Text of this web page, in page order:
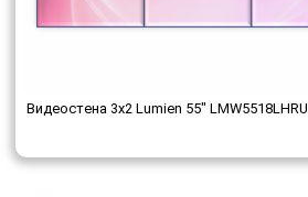
Видеостена 3x2 Lumien 55" LMW5518LHRU